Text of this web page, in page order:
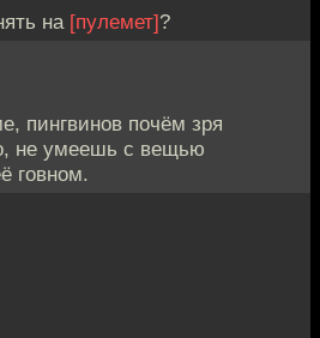
на [пулемет]?
пингвинов почём зря
не умеешь с вещью
говном.